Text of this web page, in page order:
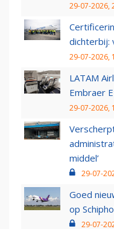
29-07-2026,
dichterbij:
29-07-2026,
LATAM
Embraer
29-07-2026,
middel’
29-07-
Goed
op
29-07-